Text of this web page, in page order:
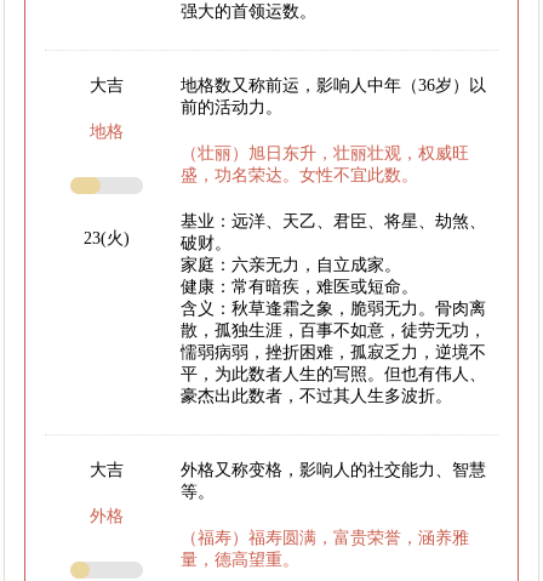
强大的首领运数。
大吉
地格
23(火)
地格数又称前运，影响人中年（36岁）以
前的活动力。
（壮丽）旭日东升，壮丽壮观，权威旺
盛，功名荣达。女性不宜此数。
基业：远洋、天乙、君臣、将星、劫煞、
破财。
家庭：六亲无力，自立成家。
健康：常有暗疾，难医或短命。
含义：秋草逢霜之象，脆弱无力。骨肉离
散，孤独生涯，百事不如意，徒劳无功，
懦弱病弱，挫折困难，孤寂乏力，逆境不
平，为此数者人生的写照。但也有伟人、
豪杰出此数者，不过其人生多波折。
大吉
外格
外格又称变格，影响人的社交能力、智慧
等。
（福寿）福寿圆满，富贵荣誉，涵养雅
量，德高望重。